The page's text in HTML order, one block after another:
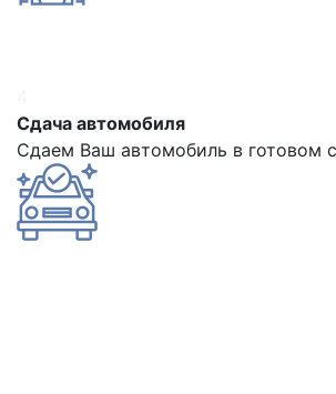
Сдача автомобиля
Сдаем Ваш автомобиль в готовом